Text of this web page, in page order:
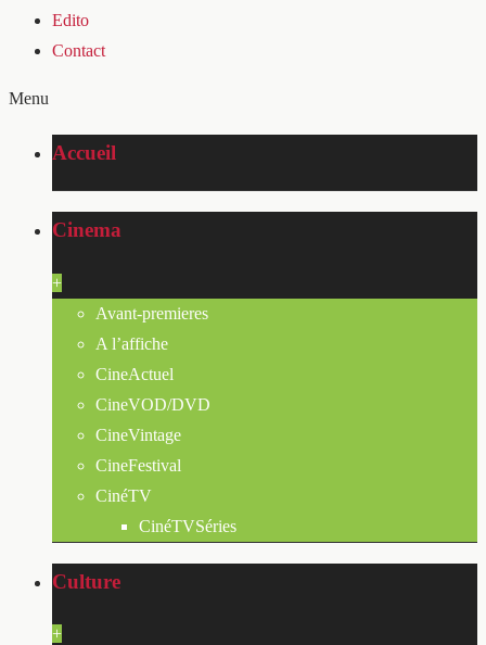
Edito
Contact
Menu
Accueil
Cinema
+
Avant-premieres
A l’affiche
CineActuel
CineVOD/DVD
CineVintage
CineFestival
CinéTV
CinéTVSéries
Culture
+